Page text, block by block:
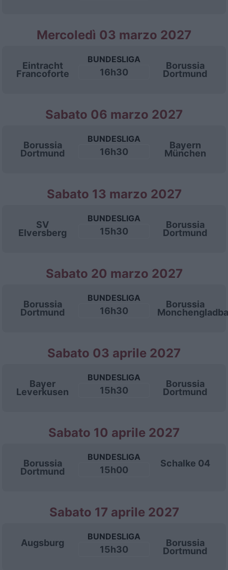
Mercoledì 03 marzo 2027
Eintracht
Francoforte
BUNDESLIGA
16h30
Borussia
Dortmund
Sabato 06 marzo 2027
Borussia
Dortmund
BUNDESLIGA
16h30
Bayern
München
Sabato 13 marzo 2027
SV
Elversberg
BUNDESLIGA
15h30
Borussia
Dortmund
Sabato 20 marzo 2027
Borussia
Dortmund
BUNDESLIGA
16h30
Borussia
Sabato 03 aprile 2027
Bayer
Leverkusen
BUNDESLIGA
15h30
Borussia
Dortmund
Sabato 10 aprile 2027
Borussia
Dortmund
BUNDESLIGA
15h00
Schalke 04
Sabato 17 aprile 2027
Augsburg
BUNDESLIGA
15h30
Borussia
Dortmund